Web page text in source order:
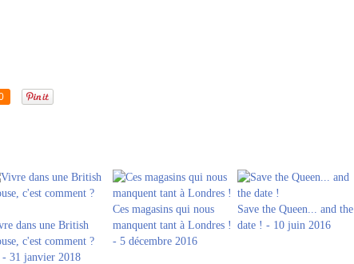
dans une British
c'est comment ?
- 31 janvier 2018
Ces magasins qui nous
manquent tant à Londres !
- 5 décembre 2016
Save the Queen... and the
date ! - 10 juin 2016